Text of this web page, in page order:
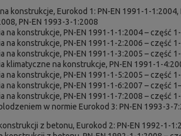
konstrukcje, Eurokod 1: PN-EN 1991-1-
PN-EN 1993-3-1:2008
na konstrukcje, PN-EN 1991-1-1:2004 –
na konstrukcje, PN-EN 1991-1-2:2006 –
na konstrukcje, PN-EN 1991-1-3:2005 – część
klimatyczne na konstrukcje, PN-EN 1991-1-
na konstrukcje, PN-EN 1991-1-5:2005 – część
na konstrukcje, PN-EN 1991-1-6:2007 – część
na konstrukcje, PN-EN 1991-1-7:2008 – część
w normie Eurokod 3: PN-EN 1993-3-
z betonu, Eurokod 2: PN-EN 1992-1-